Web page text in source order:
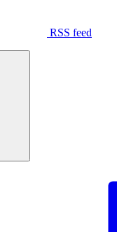
RSS feed